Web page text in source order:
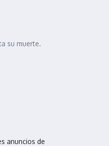
su muerte.
anuncios de